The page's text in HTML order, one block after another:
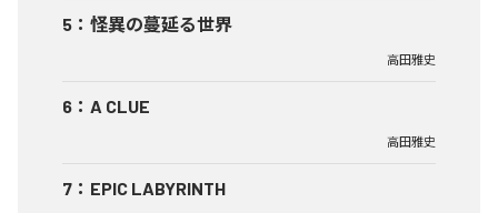
5 ： 怪異の蔓延る世界
高田雅史
6 ： A CLUE
高田雅史
7 ： EPIC LABYRINTH